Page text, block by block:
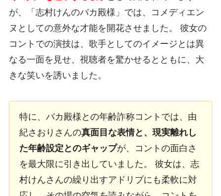
が、「志村けんのバカ殿様」では、コメディエン
ヌとしての意外な才能を開花させました。 彼女の
コントでの演技は、歌手としてのイメージとは異
なる一面を見せ、視聴者を驚かせるとともに、大
きな笑いを誘いました。
特に、バカ殿様との年齢詐称コントでは、由
紀さおりさんの真面目な表情と、現実離れし
た年齢設定とのギャップが、コントの面白さ
を最大限に引き出していました。 彼女は、志
村けんさんの繰り出すアドリブにも柔軟に対